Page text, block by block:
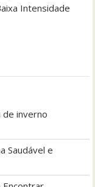
Intensidade
de inverno
Saudável e